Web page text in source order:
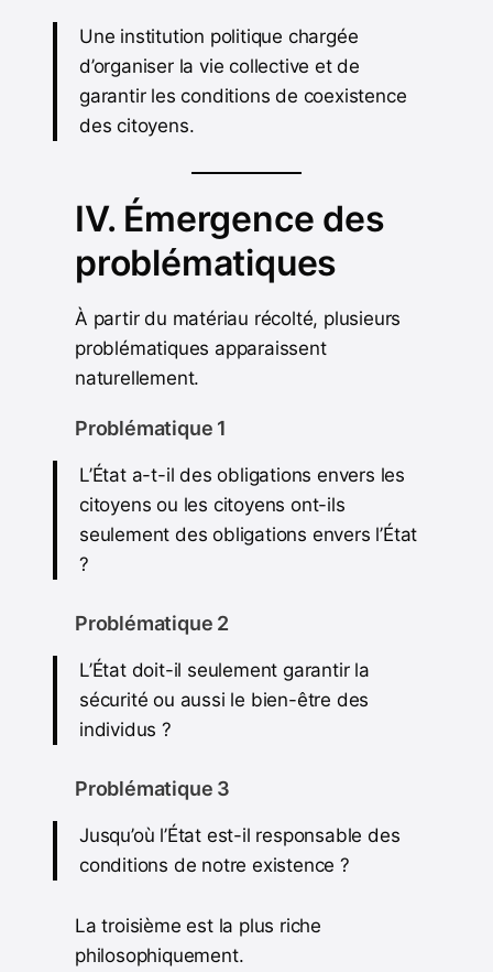
Une institution politique chargée
d’organiser la vie collective et de
garantir les conditions de coexistence
des citoyens.
IV. Émergence des
problématiques
À partir du matériau récolté, plusieurs
problématiques apparaissent
naturellement.
Problématique 1
L’État a-t-il des obligations envers les
citoyens ou les citoyens ont-ils
seulement des obligations envers l’État
?
Problématique 2
L’État doit-il seulement garantir la
sécurité ou aussi le bien-être des
individus ?
Problématique 3
Jusqu’où l’État est-il responsable des
conditions de notre existence ?
La troisième est la plus riche
philosophiquement.